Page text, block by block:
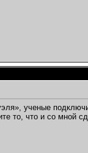
ученые
то, что и со мной